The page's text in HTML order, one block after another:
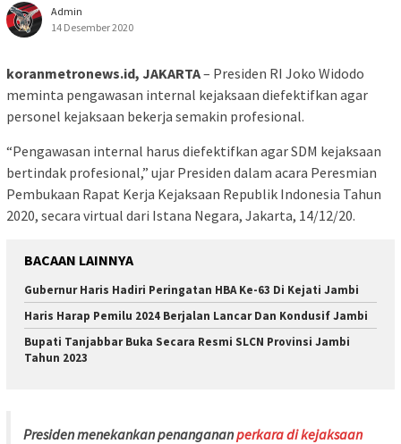
Admin
14 Desember 2020
koranmetronews.id, JAKARTA– Presiden RI Joko Widodo
meminta pengawasan internal kejaksaan diefektifkan agar
personel kejaksaan bekerja semakin profesional.
“Pengawasan internal harus diefektifkan agar SDM kejaksaan
bertindak profesional,” ujar Presiden dalam acara Peresmian
Pembukaan Rapat Kerja Kejaksaan Republik Indonesia Tahun
2020, secara virtual dari Istana Negara, Jakarta, 14/12/20.
BACAAN LAINNYA
Gubernur Haris Hadiri Peringatan HBA Ke-63 Di Kejati Jambi
Haris Harap Pemilu 2024 Berjalan Lancar Dan Kondusif Jambi
Bupati Tanjabbar Buka Secara Resmi SLCN Provinsi Jambi
Tahun 2023
Presiden menekankan penangananperkara di kejaksaan